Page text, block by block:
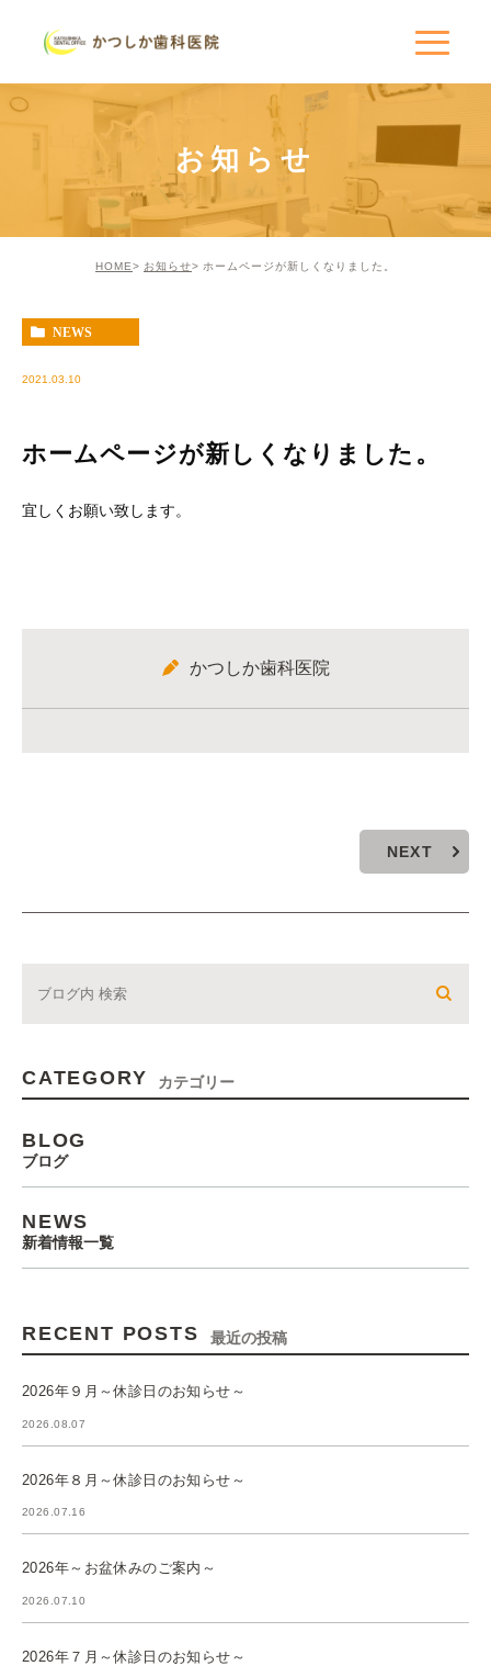
お知らせ
HOME お知らせ ホームページが新しくなりました。
NEWS
2021.03.10
ホームページが新しくなりました。
宜しくお願い致します。
かつしか歯科医院
NEXT
CATEGORY カテゴリー
BLOG
ブログ
NEWS
新着情報一覧
RECENT POSTS 最近の投稿
2026年９月～休診日のお知らせ～
2026.08.07
2026年８月～休診日のお知らせ～
2026.07.16
2026年～お盆休みのご案内～
2026.07.10
2026年７月～休診日のお知らせ～